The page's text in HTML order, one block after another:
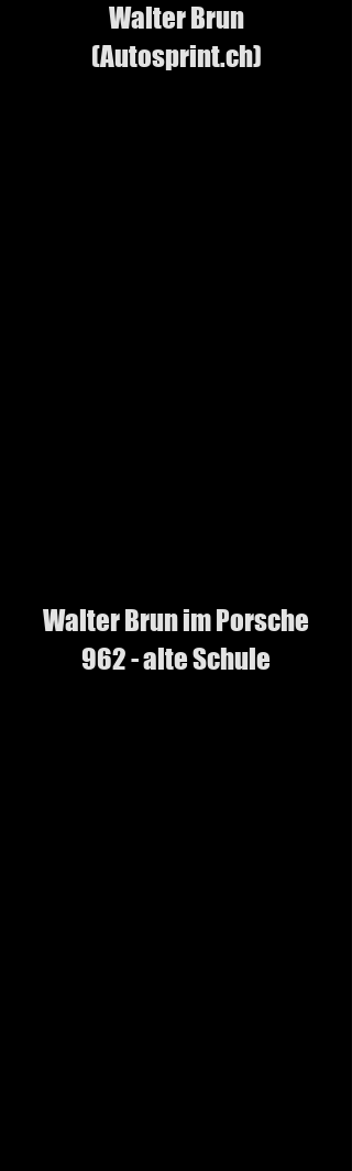
Walter Brun
(Autosprint.ch)
Walter Brun im Porsche
962 - alte Schule